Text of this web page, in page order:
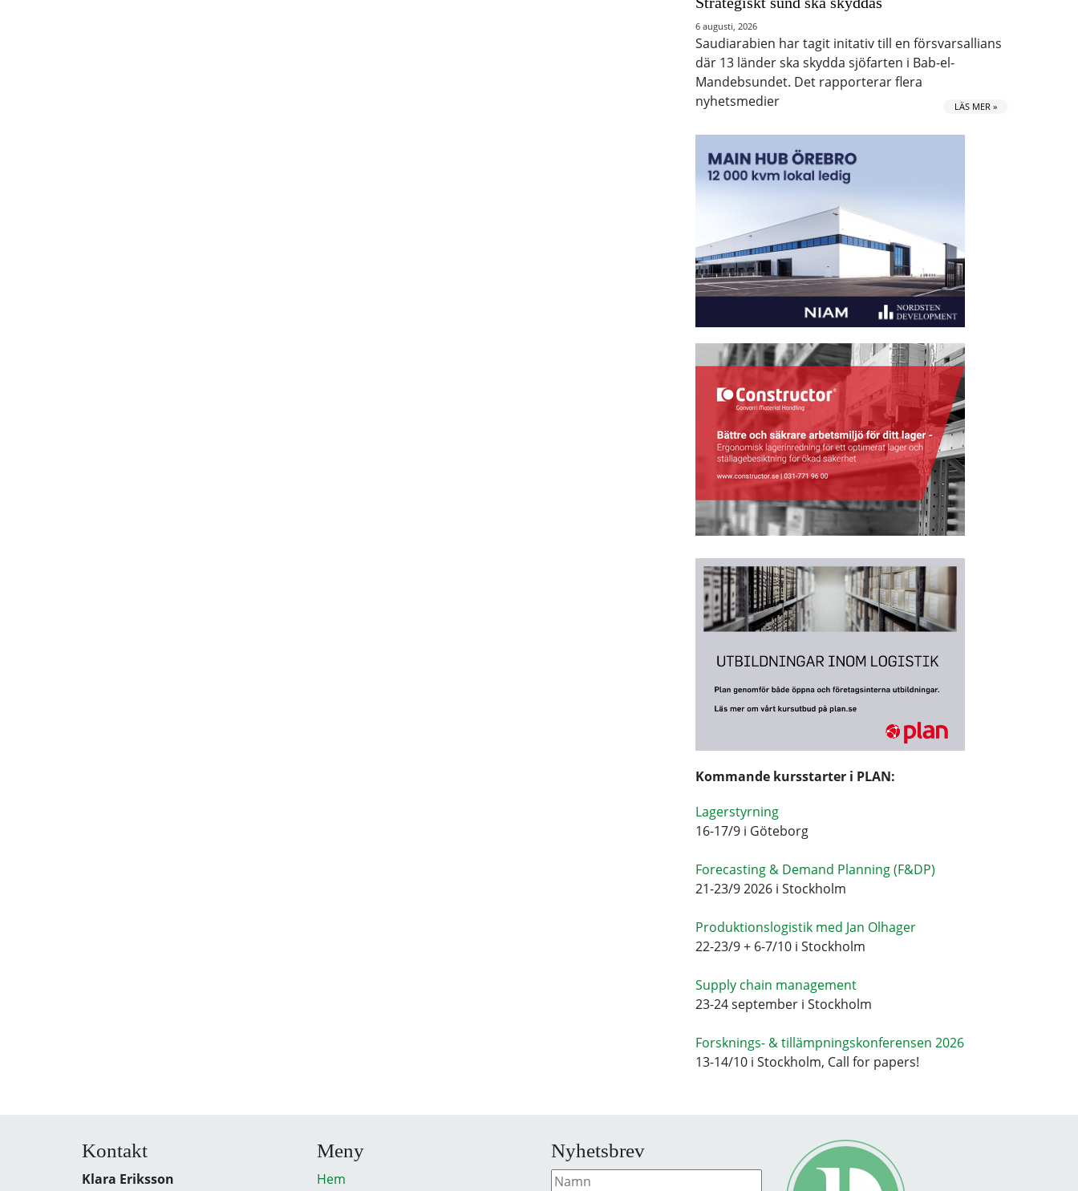
6 augusti, 2026
Saudiarabien har tagit initativ till en försvarsallians
där 13 länder ska skydda sjöfarten i Bab-el-
Mandebsundet. Det rapporterar flera
nyhetsmedier
LÄS MER »
Kommande kursstarter i PLAN:
Lagerstyrning
16-17/9 i Göteborg
Forecasting & Demand Planning (F&DP)
21-23/9 2026 i Stockholm
Produktionslogistik med Jan Olhager
22-23/9 + 6-7/10 i Stockholm
Supply chain management
23-24 september i Stockholm
Forsknings- & tillämpningskonferensen 2026
13-14/10 i Stockholm, Call for papers!
Kontakt
Klara Eriksson
Meny
Hem
Nyhetsbrev